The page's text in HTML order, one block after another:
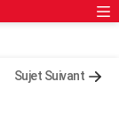
Sujet Suivant